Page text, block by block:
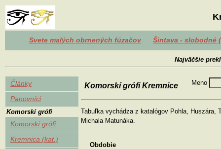
Svete malých obrnených fúzačov Šintava - slobodné
Najväčšie
Články
Panovníci
Komorskí grófi
Komorskí grófi
Kremnica (kat.)
Komorskí grófi Kremnice Meno
Tabuľka vychádza z katalógov Pohla, Huszára,
Michala Matunáka.
Obdobie